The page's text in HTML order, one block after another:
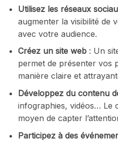
Utilisez les réseaux
augmenter la visibilité de
avec votre audience.
Créez un site web: Un
permet de présenter vos
manière claire et
Développez du contenu
infographies, vidéos… Le
moyen de capter
Participez à des